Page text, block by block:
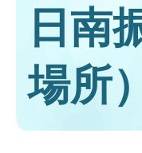
日南
場所）